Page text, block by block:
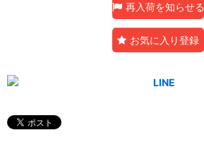
再入荷を知らせる
お気に入り登録